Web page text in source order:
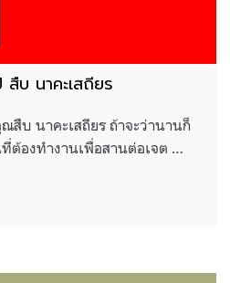
บ นาคะเสถียร
สืบ นาคะเสถียร ถ้าจะว่านานก็
ต้องทำงานเพื่อสานต่อเจต …
ก 10 ปี สืบ นาคะเสถียร